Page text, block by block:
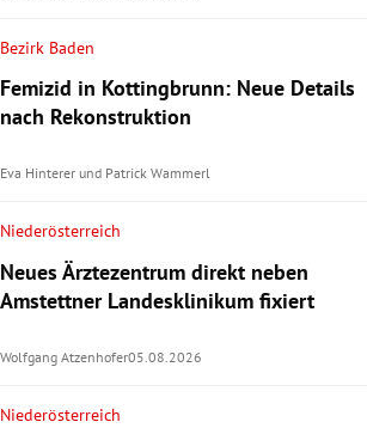
Bezirk Baden
Femizid in Kottingbrunn: Neue Details
nach Rekonstruktion
Eva Hinterer und Patrick Wammerl
Niederösterreich
Neues Ärztezentrum direkt neben
Amstettner Landesklinikum fixiert
Wolfgang Atzenhofer05.08.2026
Niederösterreich